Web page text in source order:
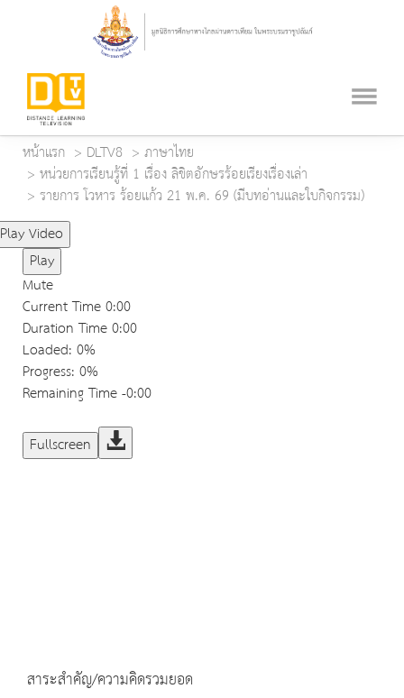
หน้าแรก DLTV8
ภาษาไทย
หน่วยการเรียนรู้ที่ 1 เรื่อง ลิขิตอักษรร้อยเรียงเรื่องเล่า
รายการ โวหาร ร้อยแก้ว 21 พ.ค. 69 (มีบทอ่านและใบกิจกรรม)
Play Video
Play
Mute
Current Time0:00
Duration Time0:00
Loaded: 0%
Progress: 0%
Remaining Time-0:00
Fullscreen
สาระสำคัญ/ความคิดรวมยอด